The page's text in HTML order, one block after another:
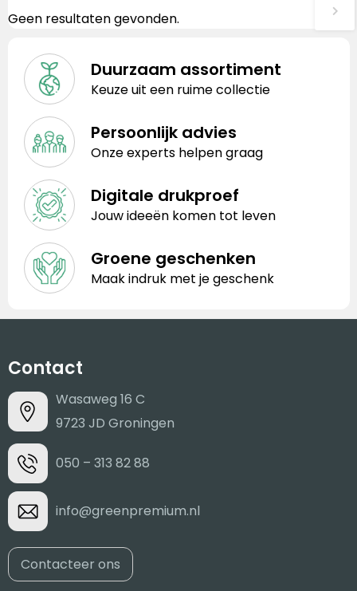
Geen resultaten gevonden.
Duurzaam assortiment
Keuze uit een ruime collectie
Persoonlijk advies
Onze experts helpen graag
Digitale drukproef
Jouw ideeën komen tot leven
Groene geschenken
Maak indruk met je geschenk
Contact
Wasaweg 16 C
9723 JD Groningen
050 – 313 82 88
info@greenpremium.nl
Contacteer ons